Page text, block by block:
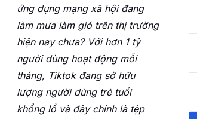
ứng dụng mạng xã hội đang
làm mưa làm gió trên thị trường
hiện nay chưa? Với hơn 1 tỷ
người dùng hoạt động mỗi
tháng, Tiktok đang sở hữu
lượng người dùng trẻ tuổi
khổng lồ và đây chính là tệp